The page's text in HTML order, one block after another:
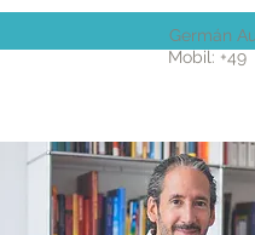
Germán
Mobil: +49